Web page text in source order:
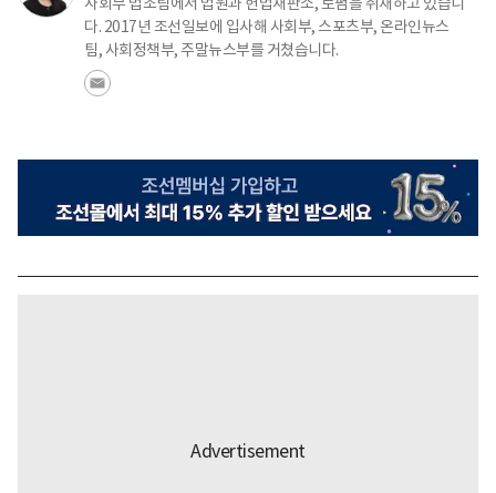
다. 2017년 조선일보에 입사해 사회부, 스포츠부, 온라인뉴스
팀, 사회정책부, 주말뉴스부를 거쳤습니다.